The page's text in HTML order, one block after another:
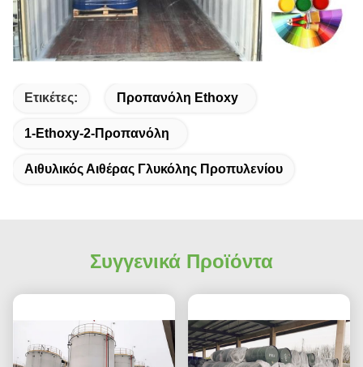
Ετικέτες: Προπανόλη Ethoxy
1-Ethoxy-2-Προπανόλη
Αιθυλικός Αιθέρας Γλυκόλης Προπυλενίου
Συγγενικά Προϊόντα